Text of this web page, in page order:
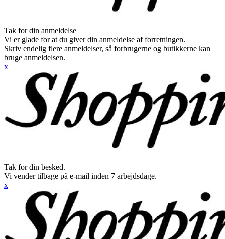
Tak for din anmeldelse
Vi er glade for at du giver din anmeldelse af forretningen.
Skriv endelig flere anmeldelser, så forbrugerne og butikkerne kan
bruge anmeldelsen.
x
Tak for din besked.
Vi vender tilbage på e-mail inden 7 arbejdsdage.
x